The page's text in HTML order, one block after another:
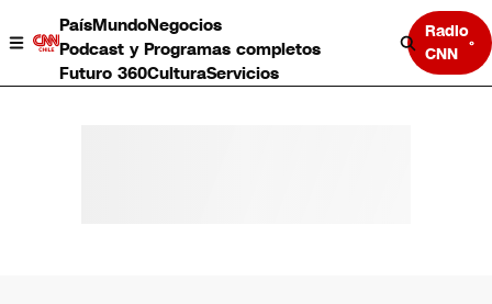
PaísMundoNegocios
Podcast y Programas completos
Futuro 360CulturaServicios
Radio
CNN